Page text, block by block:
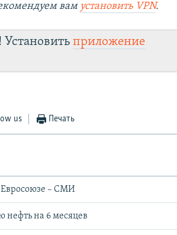
вам установить VPN.
Установитьприложение
us Печать
Евросоюзе – СМИ
нефть на 6 месяцев